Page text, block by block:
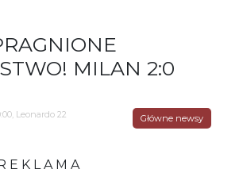
MILAN 2:0
Leonardo 22 Główne newsy
E K L A M A